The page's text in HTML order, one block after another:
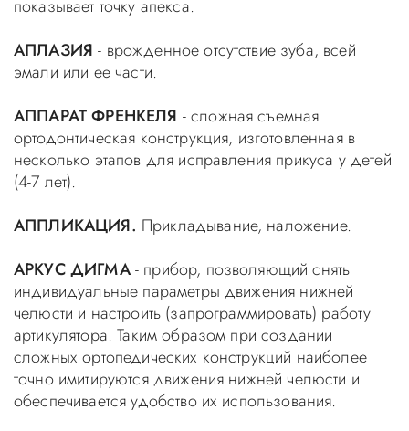
показывает точку апекса.
АПЛАЗИЯ - врожденное отсутствие зуба, всей
эмали или ее части.
АППАРАТ ФРЕНКЕЛЯ - сложная съемная
ортодонтическая конструкция, изготовленная в
несколько этапов для исправления прикуса у детей
(4-7 лет).
АППЛИКАЦИЯ. Прикладывание, наложение.
АРКУС ДИГМА- прибор, позволяющий снять
индивидуальные параметры движения нижней
челюсти и настроить (запрограммировать) работу
артикулятора. Таким образом при создании
сложных ортопедических конструкций наиболее
точно имитируются движения нижней челюсти и
обеспечивается удобство их использования.